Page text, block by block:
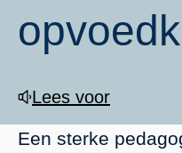
Lees voor
Een sterke